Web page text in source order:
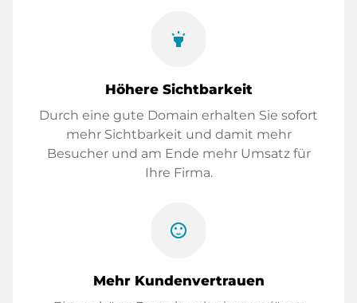
highlight
Höhere Sichtbarkeit
Durch eine gute Domain erhalten Sie sofort
mehr Sichtbarkeit und damit mehr
Besucher und am Ende mehr Umsatz für
Ihre Firma.
sentiment_satisfied
Mehr Kundenvertrauen